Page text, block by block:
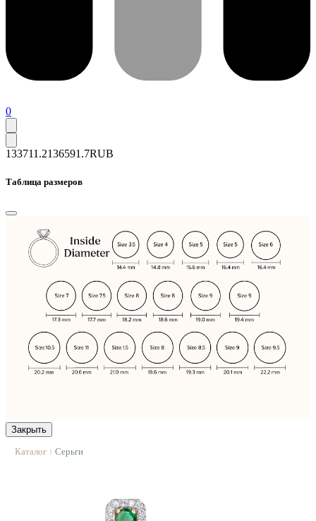
0
133711.2136591.7RUB
Таблица размеров
Закрыть
Каталог | Серьги